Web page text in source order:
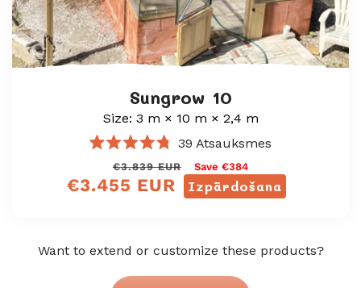
Sungrow 10
Size: 3 m × 10 m × 2,4 m
ar
4.8
no
39 Atsauksmes
Regular
price
€3.839 EUR Save €384
Izpārdošana
Sale
price
€3.455 EUR
Want to extend or customize these products?